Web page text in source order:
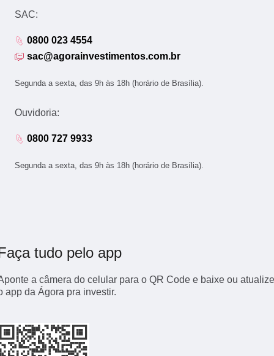
SAC:
0800 023 4554
sac@agorainvestimentos.com.br
Segunda a sexta, das 9h às 18h (horário de Brasília).
Ouvidoria:
0800 727 9933
Segunda a sexta, das 9h às 18h (horário de Brasília).
tudo pelo app
a câmera do celular para o QR Code e baixe ou
app da Ágora pra investir.